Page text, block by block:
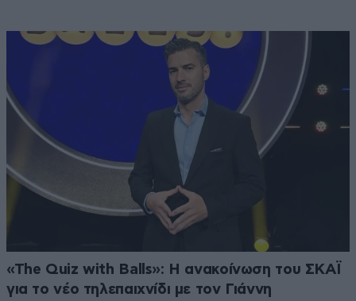
«The Quiz with Balls»: Η ανακοίνωση του ΣΚΑΪ
για το νέο τηλεπαιχνίδι με τον Γιάννη